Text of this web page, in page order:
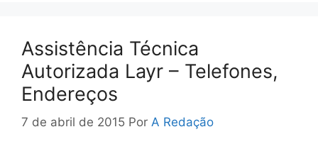
Assistência Técnica
Autorizada Layr – Telefones,
Endereços
7 de abril de 2015 Por A Redação